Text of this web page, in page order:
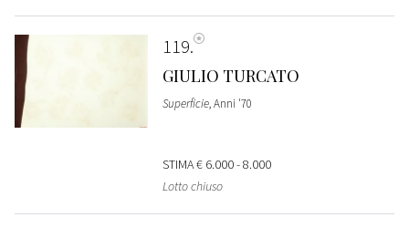
119
GIULIO TURCATO
Superficie, Anni '70
STIMA€ 6.000 - 8.000
Lotto chiuso